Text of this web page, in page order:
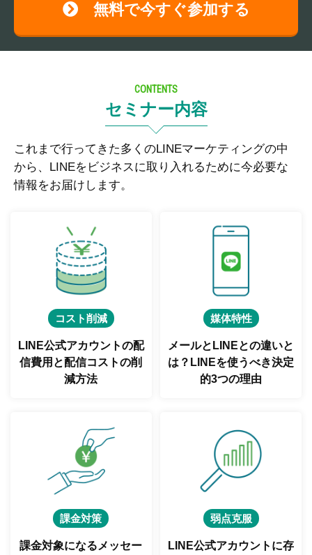
無料で今すぐ参加する
CONTENTS
セミナー内容
これまで行ってきた多くのLINEマーケティングの中
から、LINEをビジネスに取り入れるために今必要な
情報をお届けします。
コスト削減
LINE公式アカウントの配
信費用と配信コストの削
減方法
媒体特性
メールとLINEとの違いと
は？ LINEを使うべき決定
的3つの理由
課金対策
課金対象になるメッセー
弱点克服
LINE公式アカウントに存